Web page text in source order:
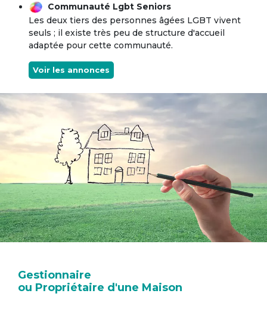
Communauté Lgbt Seniors
Les deux tiers des personnes âgées LGBT vivent
seuls ; il existe très peu de structure d'accueil
adaptée pour cette communauté.
Voir les annonces
Gestionnaire
ou Propriétaire d'une Maison